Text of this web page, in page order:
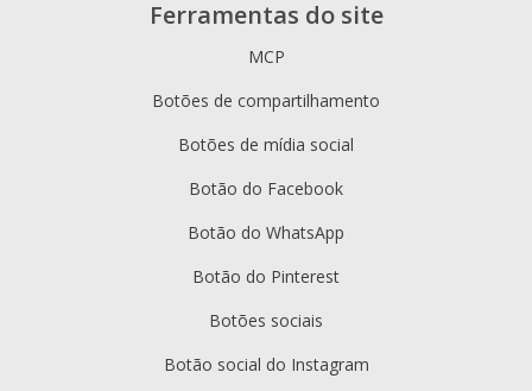
Ferramentas do site
MCP
Botões de compartilhamento
Botões de mídia social
Botão do Facebook
Botão do WhatsApp
Botão do Pinterest
Botões sociais
Botão social do Instagram